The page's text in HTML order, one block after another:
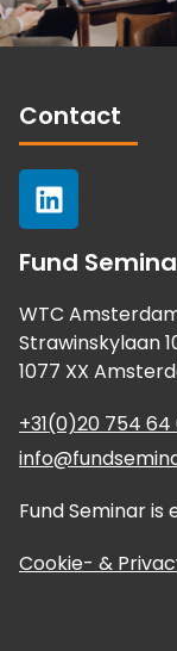
Contact
Fund
WTC
Strawinskylaan
1077 XX
+31(0)20 754 64
Fund Seminar is
Cookie- &